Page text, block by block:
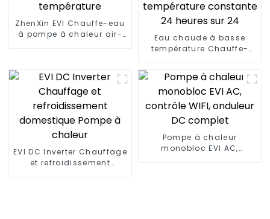
ZhenXin EVI Chauffe-eau
à pompe à chaleur air-
Eau chaude à basse
température Chauffe-
température constante
24 heures sur 24
EVI DC Inverter Chauffage
et refroidissement
Pompe à chaleur
monobloc EVI AC,